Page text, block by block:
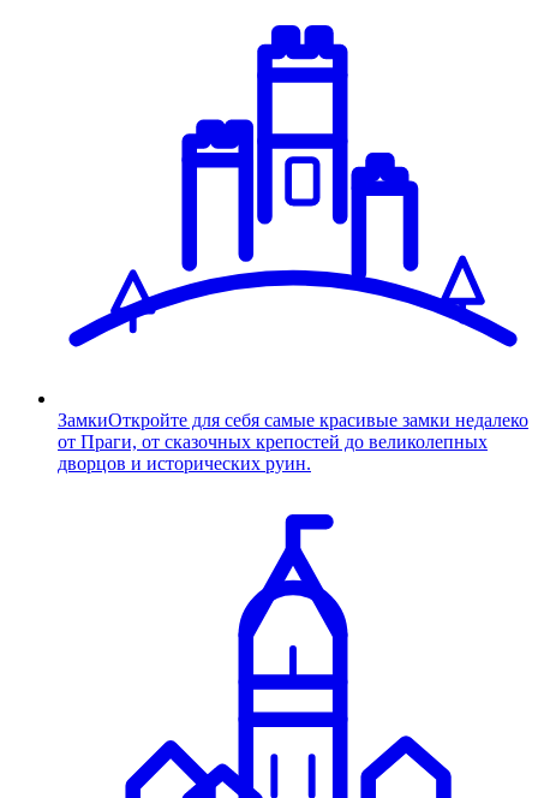
ЗамкиОткройте для себя самые красивые замки недалеко
от Праги, от сказочных крепостей до великолепных
дворцов и исторических руин.